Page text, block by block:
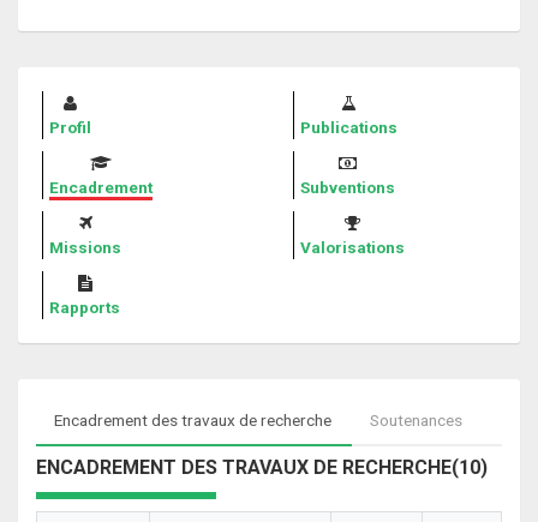
Profil Publications
Encadrement Subventions
Missions Valorisations
Rapports
Encadrement des travaux de recherche Soutenances
ENCADREMENT DES TRAVAUX DE RECHERCHE(10)